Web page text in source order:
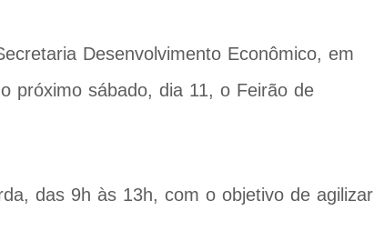
Desenvolvimento Econômico, em
próximo sábado, dia 11, o Feirão de
das 9h às 13h, com o objetivo de agilizar